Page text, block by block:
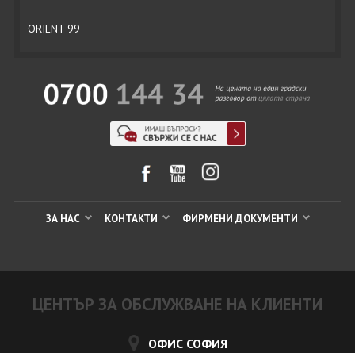
ORIENT 99
ЗА НАС КОНТАКТИ ФИРМЕНИ ДОКУМЕНТИ
ЦЕНТЪР ЗА ОБСЛУЖВАНЕ НА КЛИЕНТИ
ОФИС СОФИЯ